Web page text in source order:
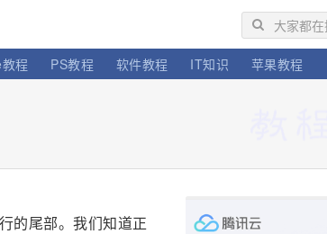
程 PS教程 软件教程 IT知识 苹果教程
的尾部。我们知道正